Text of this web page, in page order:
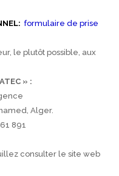
formulaire de prise
le plutôt possible, aux
» :
Alger.
891
consulter le site web